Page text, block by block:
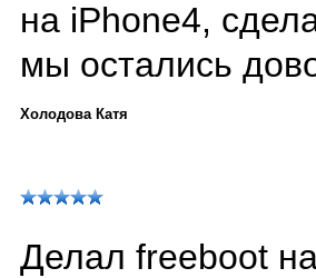
на iPhone4,
мы остались
Холодова Катя
Делал freeboot